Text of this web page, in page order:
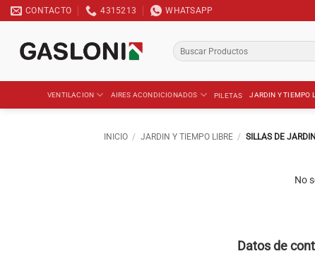
Saltar
al
contenido
CONTACTO 4315213 WHATSAPP
Buscar
por:
VENTILACION AIRES ACONDICIONADOS PILETAS JARDIN Y TIEMPO
INICIO / JARDIN Y TIEMPO LIBRE / SILLAS DE JARDIN
No
Datos de